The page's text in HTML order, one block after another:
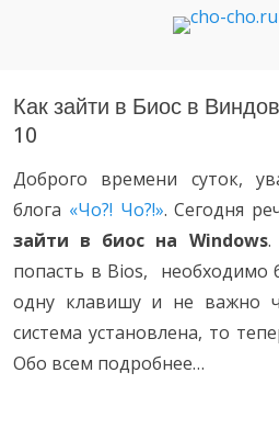
Как зайти в Биос в
10
Доброго времени суток,
блога «Чо?! Чо?!». Сегодня
зайти в биос на Windows.
попасть в Bios, необходимо
одну клавишу и не важно
система установлена, то
Обо всем подробнее…